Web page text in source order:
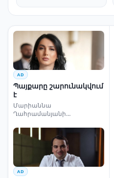
AD
Պայքարը շարունակվում
է
Մարիաննա
Ղահրամանյանի
AD